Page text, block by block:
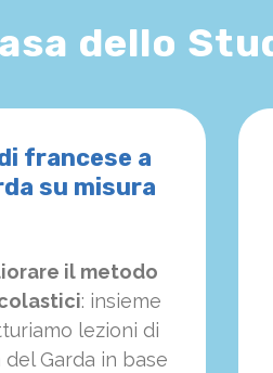
dello
francese a
su misura
il metodo
: insieme
lezioni di
Garda in base